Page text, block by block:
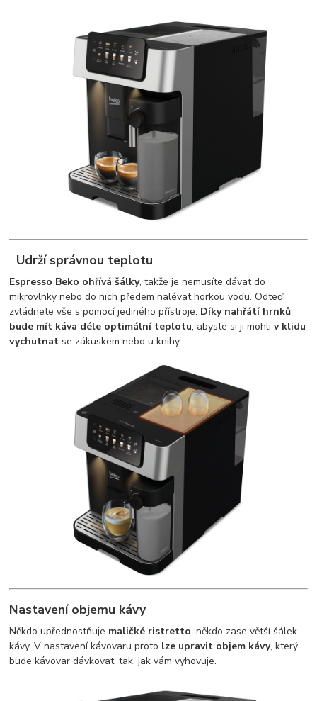
Udrží správnou teplotu
Espresso Beko ohřívá šálky, takže je nemusíte dávat do
mikrovlnky nebo do nich předem nalévat horkou vodu. Odteď
zvládnete vše s pomocí jediného přístroje. Díky nahřátí hrnků
bude mít káva déle optimální teplotu, abyste si ji mohliv klidu
vychutnat se zákuskem nebo u knihy.
Nastavení objemu kávy
Někdo upřednostňuje maličké ristretto, někdo zase větší šálek
kávy. V nastavení kávovaru proto lze upravit objem kávy, který
bude kávovar dávkovat, tak, jak vám vyhovuje.